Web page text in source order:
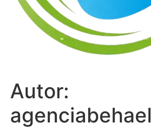
Autor:
agenciabehael